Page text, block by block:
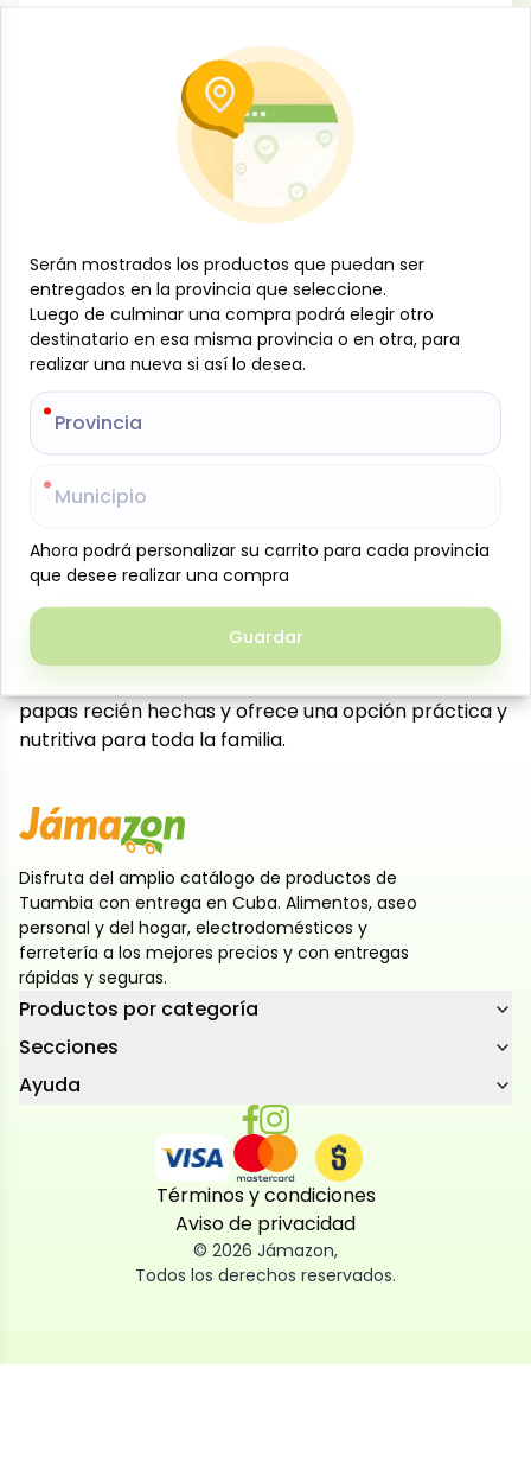
Conservas, enlatados y congelados
Puré de papas instantáneo, 250 g,
B-JAM-001-1810
Especificaciones
-
Puré de papas instantáneo de la marca Sabrosisimo,
en presentación de 250 g, elaborado con papas
seleccionadas y deshidratadas para brindar un
sabor auténtico y una textura suave y cremosa en
cada preparación. Su fácil y rápida preparación
permite obtener un acompañamiento delicioso en
rápidas. Perfecto para el hogar, la oficina o cualquier
ocasión en que se necesite conveniencia sin
papas recién hechas y ofrece una opción práctica y
nutritiva para toda la familia.
Disfruta del amplio catálogo de productos de
Tuambia con entrega en Cuba. Alimentos, aseo
personal y del hogar, electrodomésticos y
ferretería a los mejores precios y con entregas
rápidas y seguras.
Productos por categoría
Secciones
Ayuda
Términos y condiciones
Aviso de privacidad
© 2026 Jámazon,
Todos los derechos reservados.
Serán mostrados los productos que puedan ser
entregados en la provincia que seleccione.
Luego de culminar una compra podrá elegir otro
destinatario en esa misma provincia o en otra, para
realizar una nueva si así lo desea.
Provincia
Municipio
Ahora podrá personalizar su carrito para cada provincia
que desee realizar una compra
Guardar
Serán mostrados los productos que puedan ser
entregados en la provincia que seleccione.
Luego de culminar una compra podrá elegir otro
destinatario en esa misma provincia o en otra, para
realizar una nueva si así lo desea.
Provincia
Municipio
Ahora podrá personalizar su carrito para cada provincia
que desee realizar una compra
Guardar